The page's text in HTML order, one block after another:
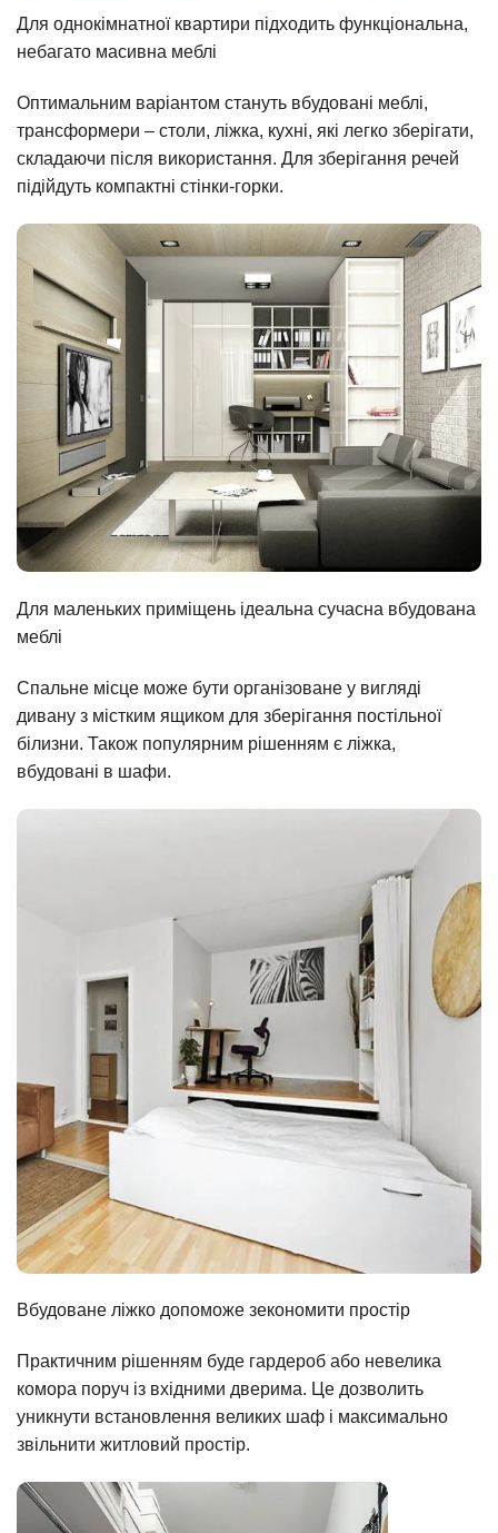
Для однокімнатної квартири підходить функціональна,
небагато масивна меблі
Оптимальним варіантом стануть вбудовані меблі,
трансформери – столи, ліжка, кухні, які легко зберігати,
складаючи після використання. Для зберігання речей
підійдуть компактні стінки-горки.
Для маленьких приміщень ідеальна сучасна вбудована
меблі
Спальне місце може бути організоване у вигляді
дивану з містким ящиком для зберігання постільної
білизни. Також популярним рішенням є ліжка,
вбудовані в шафи.
Вбудоване ліжко допоможе зекономити простір
Практичним рішенням буде гардероб або невелика
комора поруч із вхідними дверима. Це дозволить
уникнути встановлення великих шаф і максимально
звільнити житловий простір.